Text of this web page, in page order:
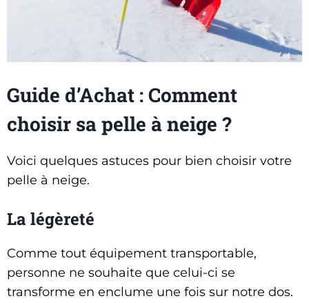
Guide d’Achat : Comment
choisir sa pelle à neige ?
Voici quelques astuces pour bien choisir votre
pelle à neige.
La légèreté
Comme tout équipement transportable,
personne ne souhaite que celui-ci se
transforme en enclume une fois sur notre dos.